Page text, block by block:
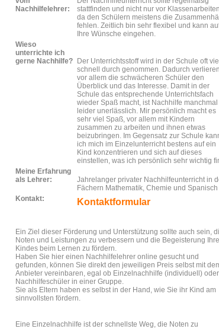
Nachhilfelehrer:
stattfinden und nicht nur vor
da den Schülern meistens die
fehlen. Zeitlich bin sehr flexibel und kann
Ihre Wünsche eingehen.
Wieso
unterrichte ich
gerne Nachhilfe?
Der Unterrichtsstoff wird in der Schule oft
schnell durch genommen. Dadurch verlieren
vor allem die schwächeren Schüler den
Überblick und das Interesse. Damit in der
Schule das entsprechende Unterrichtsfach
wieder Spaß macht, ist Nachhilfe manchmal
leider unerlässlich. Mir persönlich macht es
sehr viel Spaß, vor allem mit Kindern
zusammen zu arbeiten und ihnen etwas
beizubringen. Im Gegensatz zur Schule
ich mich im Einzelunterricht bestens auf ein
Kind konzentrieren und sich auf dieses
einstellen, was ich persönlich sehr wichtig
Meine Erfahrung
als Lehrer:
Jahrelanger privater Nachhilfeunterricht in
Fächern Mathematik, Chemie und Spanisch
Kontakt:
Kontaktformular
Ein Ziel dieser Förderung und Unterstützung sollte auch sein,
Noten und Leistungen zu verbessern und die Begeisterung
Kindes beim Lernen zu fördern.
Haben Sie hier einen Nachhilfelehrer online gesucht und
gefunden, können Sie direkt den jeweiligen Preis selbst mit
Anbieter vereinbaren, egal ob Einzelnachhilfe (individuell) oder
Nachhilfeschüler in einer Gruppe.
Sie als Eltern haben es selbst in der Hand, wie Sie ihr Kind am
sinnvollsten fördern.
Eine Einzelnachhilfe ist der schnellste Weg, die Noten zu